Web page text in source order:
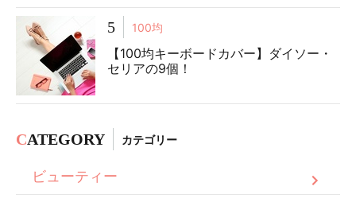
5 100均
【100均キーボードカバー】ダイソー・
セリアの9個！
CATEGORY カテゴリー
ビューティー